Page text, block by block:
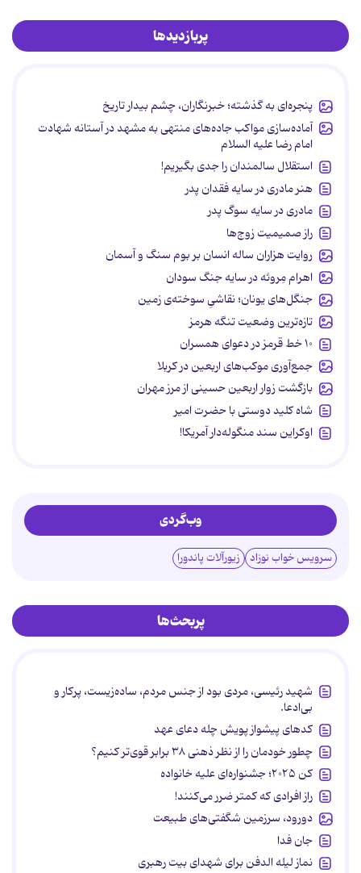
پربازدیدها
پنجره‌ای به گذشته؛ خبرنگاران، چشم بیدار تاریخ
آماده‌سازی مواکب جاده‌های منتهی به مشهد در آستانه شهادت
امام رضا علیه السلام
استقلال سالمندان را جدی بگیریم!
هنر مادری در سایه‌ فقدان پدر
مادری در سایه سوگ پدر
راز صمیمیت زوج‌ها
روایت هزاران ساله انسان بر بوم سنگ و آسمان
اهرام مِروئه در سایه جنگ سودان
جنگل‌های یونان؛ نقاشیِ سوخته‌ی زمین
تازه‌ترین وضعیت تنگه هرمز
۱۰ خط قرمز در دعوای همسران
جمع‌آوری موکب‌های اربعین در کربلا
بازگشت زوار اربعین حسینی از مرز مهران
شاه کلید دوستی با حضرت امیر
اوکراین سند منگوله‌دار آمریکا!
وب‌گردی
سرویس خواب نوزاد زیورآلات پاندورا
پربحث‌ها
شهید رئیسی، مردی بود از جنس مردم، ساده‌زیست، پرکار و
بی‌ادعا.
کدهای پیشواز پویش چله دعای عهد
چطور خودمان را از نظر ذهنی ۳۸ برابر قوی‌تر کنیم؟
کن ۲۰۲۵؛ جشنواره‌ای علیه خانواده
راز افرادی که کمتر ضرر می‌کنند!
دورود، سرزمین شگفتی‌های طبیعت
جان فدا
نماز لیله الدفن برای شهدای بیت رهبری